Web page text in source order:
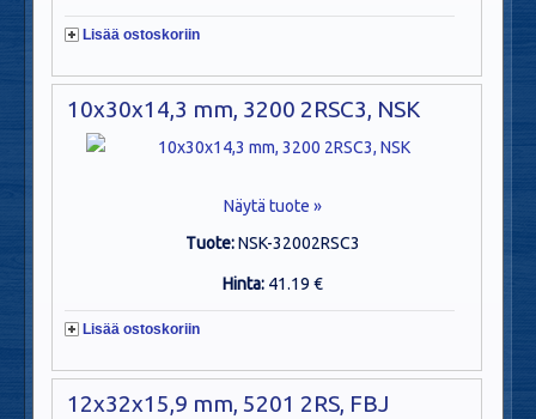
Lisää ostoskoriin
10x30x14,3 mm, 3200 2RSC3, NSK
Näytä tuote »
Tuote:NSK-32002RSC3
Hinta: 41.19 €
Lisää ostoskoriin
12x32x15,9 mm, 5201 2RS, FBJ